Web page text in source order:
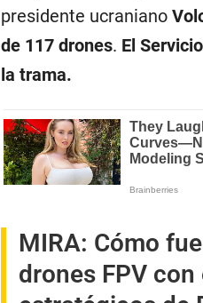
presidente ucraniano
de 117 drones. El
la trama.
MIRA: Cómo
drones FPV